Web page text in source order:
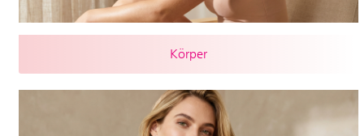
Körper